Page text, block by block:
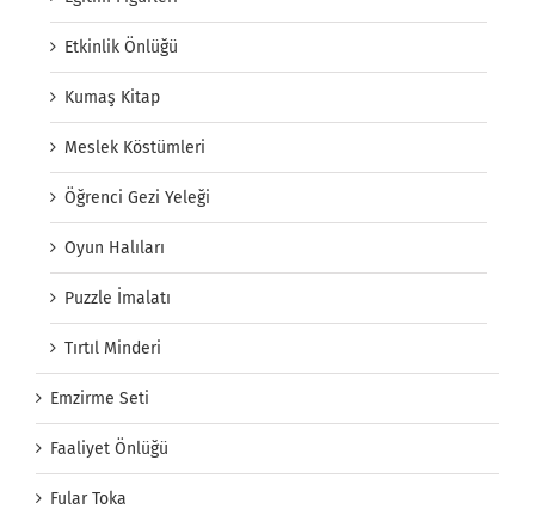
Etkinlik Önlüğü
Kumaş Kitap
Meslek Köstümleri
Öğrenci Gezi Yeleği
Oyun Halıları
Puzzle İmalatı
Tırtıl Minderi
Emzirme Seti
Faaliyet Önlüğü
Fular Toka